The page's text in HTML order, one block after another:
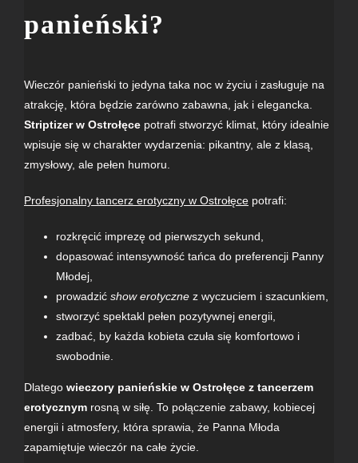
panieński?
Wieczór panieński to jedyna taka noc w życiu i zasługuje na
atrakcję, która będzie zarówno zabawna, jak i elegancka.
Striptizer w Ostrołęcepotrafi stworzyć klimat, który idealnie
wpisuje się w charakter wydarzenia: pikantny, ale z klasą,
zmysłowy, ale pełen humoru.
Profesjonalny tancerz erotyczny w Ostrołęcepotrafi:
rozkręcić imprezę od pierwszych sekund,
dopasować intensywność tańca do preferencji Panny
Młodej,
prowadzić show erotycznez wyczuciem i szacunkiem,
stworzyć spektakl pełen pozytywnej energii,
zadbać, by każda kobieta czuła się komfortowo i
swobodnie.
Dlatego wieczory panieńskie w Ostrołęce z tancerzem
erotycznymrosną w siłę. To połączenie zabawy, kobiecej
energii i atmosfery, która sprawia, że Panna Młoda
zapamiętuje wieczór na całe życie.